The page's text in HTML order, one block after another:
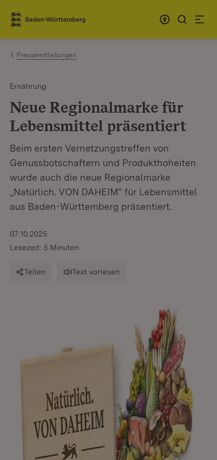
Zum Inhalt springen
Link zur Startseite
Pressemitteilungen
Ernährung
Neue Regionalmarke für
Lebensmittel präsentiert
Beim ersten Vernetzungstreffen von
Genussbotschaftern und Produkthoheiten
wurde auch die neue Regionalmarke
„Natürlich. VON DAHEIM“ für Lebensmittel
aus Baden-Württemberg präsentiert.
07.10.2025
Lesezeit: 5 Minuten
Teilen Text vorlesen